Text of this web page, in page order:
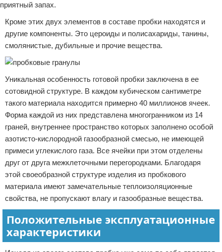
приятный запах.
Кроме этих двух элементов в составе пробки находятся и
другие компоненты. Это цероиды и полисахариды, танины,
смолянистые, дубильные и прочие вещества.
Уникальная особенность готовой пробки заключена в ее
сотовидной структуре. В каждом кубическом сантиметре
такого материала находится примерно 40 миллионов ячеек.
Форма каждой из них представлена многогранником из 14
граней, внутреннее пространство которых заполнено особой
азотисто-кислородной газообразной смесью, не имеющей
примеси углекислого газа. Все ячейки при этом отделены
друг от друга межклеточными перегородками. Благодаря
этой своеобразной структуре изделия из пробкового
материала имеют замечательные теплоизоляционные
свойства, не пропускают влагу и газообразные вещества.
Положительные эксплуатационные
характеристики